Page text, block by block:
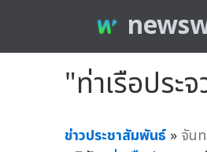
"ท่าเรือปร
ข่าวประชาสัมพันธ์ » จัน